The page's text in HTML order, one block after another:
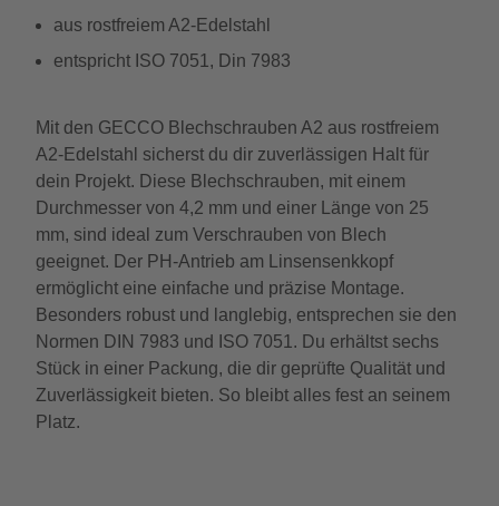
aus rostfreiem A2-Edelstahl
entspricht ISO 7051, Din 7983
Mit den GECCO Blechschrauben A2 aus rostfreiem
A2-Edelstahl sicherst du dir zuverlässigen Halt für
dein Projekt. Diese Blechschrauben, mit einem
Durchmesser von 4,2 mm und einer Länge von 25
mm, sind ideal zum Verschrauben von Blech
geeignet. Der PH-Antrieb am Linsensenkkopf
ermöglicht eine einfache und präzise Montage.
Besonders robust und langlebig, entsprechen sie den
Normen DIN 7983 und ISO 7051. Du erhältst sechs
Stück in einer Packung, die dir geprüfte Qualität und
Zuverlässigkeit bieten. So bleibt alles fest an seinem
Platz.